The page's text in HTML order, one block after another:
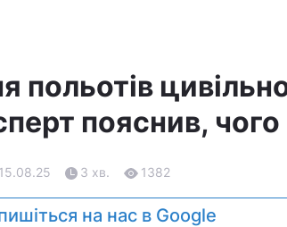
польотів
пояснив,
3 хв. 1382
на нас в Google